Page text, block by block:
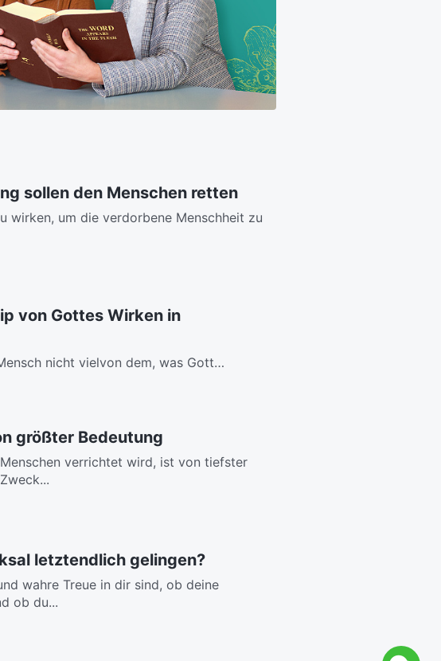
sollen den Menschen retten
wirken, um die verdorbene Menschheit zu
von Gottes Wirken in
nicht vielvon dem, was Gott
größter Bedeutung
verrichtet wird, ist von tiefster
letztendlich gelingen?
wahre Treue in dir sind, ob deine
ob du...